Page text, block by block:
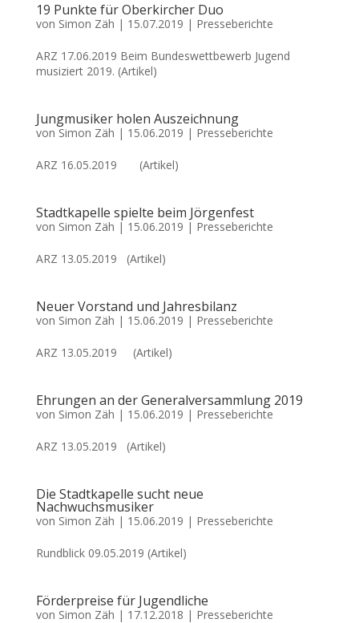
19 Punkte für Oberkircher Duo
von Simon Zäh | 15.07.2019 | Presseberichte
ARZ 17.06.2019 Beim Bundeswettbewerb Jugend
musiziert 2019. (Artikel)
Jungmusiker holen Auszeichnung
von Simon Zäh | 15.06.2019 | Presseberichte
ARZ 16.05.2019 (Artikel)
Stadtkapelle spielte beim Jörgenfest
von Simon Zäh | 15.06.2019 | Presseberichte
ARZ 13.05.2019 (Artikel)
Neuer Vorstand und Jahresbilanz
von Simon Zäh | 15.06.2019 | Presseberichte
ARZ 13.05.2019 (Artikel)
Ehrungen an der Generalversammlung 2019
von Simon Zäh | 15.06.2019 | Presseberichte
ARZ 13.05.2019 (Artikel)
Die Stadtkapelle sucht neue
Nachwuchsmusiker
von Simon Zäh | 15.06.2019 | Presseberichte
Rundblick 09.05.2019 (Artikel)
Förderpreise für Jugendliche
von Simon Zäh | 17.12.2018 | Presseberichte